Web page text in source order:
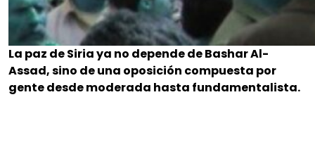
La paz de Siria ya no depende de Bashar Al-
Assad, sino de una oposición compuesta por
gente desde moderada hasta fundamentalista.